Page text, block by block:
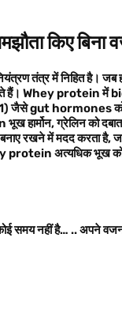
किए
तंत्र में निहित है। जब
हैं। Whey proteinमें
जैसेgut hormones
भूख हार्मोन,ग्रेलिन को
रखने में मदद करता है,
protein अत्यधिक भूख
कोई समय नहीं है… ..